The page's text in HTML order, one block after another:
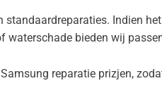
standaardreparaties. Indien
waterschade bieden wij
reparatie prizjen,